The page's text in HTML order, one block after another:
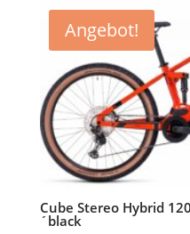
€ 4
499,00
Angebot!
Cube Stereo Hybrid
´black